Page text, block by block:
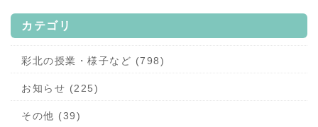
カテゴリ
彩北の授業・様子など (798)
お知らせ (225)
その他 (39)